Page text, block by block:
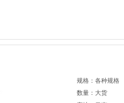
规格：各种规格
数量：大货